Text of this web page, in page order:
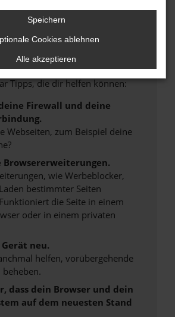
Error
Fehler aufgetreten.
Tipps, die dir helfen können:
Firewall und deine
Webseiten, zum Beispiel deine
Browsererweiterungen.
wie Werbeblocker,
bestimmter Seiten
die Seite in einem
oder in einem privaten
neu.
helfen, vorübergehende
beheben.
dass dein Browser und dein
auf dem neuesten Stand
Speichern
Cookies ablehnen
Alle akzeptieren